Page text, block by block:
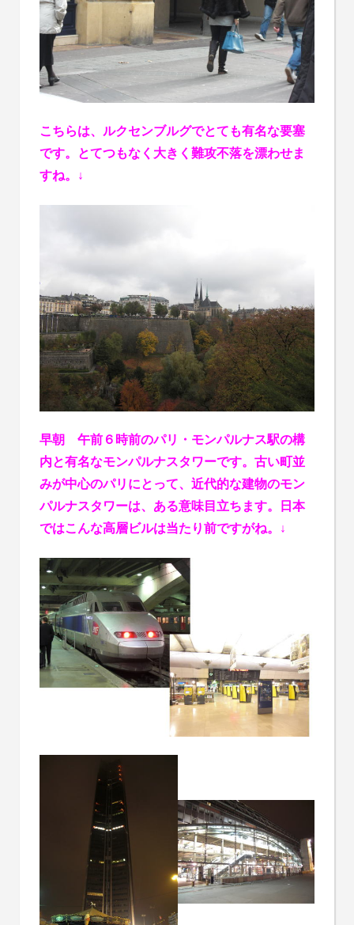
こちらは、ルクセンブルグでとても有名な要塞
です。とてつもなく大きく難攻不落を漂わせま
すね。↓
早朝 午前６時前のパリ・モンパルナス駅の構
内と有名なモンパルナスタワーです。古い町並
みが中心のパリにとって、近代的な建物のモン
パルナスタワーは、ある意味目立ちます。日本
ではこんな高層ビルは当たり前ですがね。↓